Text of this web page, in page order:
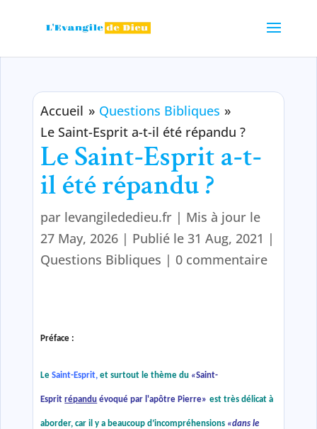
Accueil » Questions Bibliques »
Le Saint-Esprit a-t-il été répandu ?
Le Saint-Esprit a-t-
il été répandu ?
par levangilededieu.fr | Mis à jour le
27 May, 2026 | Publié le 31 Aug, 2021 |
Questions Bibliques | 0 commentaire
Préface :
LeSaint-Esprit,et surtout le thème du «Saint-
Espritrépandu évoqué par l'apôtre Pierre» est très délicat à
aborder, car il y a beaucoup d’incompréhensions «dans le